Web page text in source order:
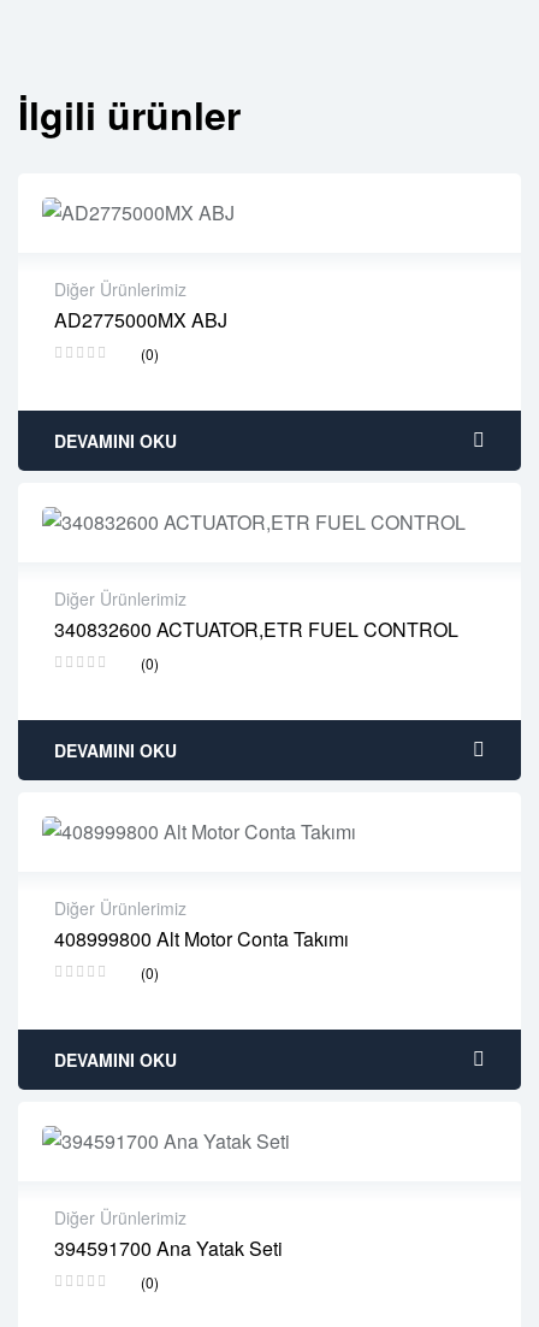
İlgili ürünler
Diğer Ürünlerimiz
AD2775000MX ABJ
(0)
2 years warranty
Delivery time: 1-2 business days
DEVAMINI OKU
Diğer Ürünlerimiz
340832600 ACTUATOR,ETR FUEL CONTROL
(0)
2 years warranty
Delivery time: 1-2 business days
DEVAMINI OKU
Diğer Ürünlerimiz
408999800 Alt Motor Conta Takımı
(0)
2 years warranty
Delivery time: 1-2 business days
DEVAMINI OKU
Diğer Ürünlerimiz
394591700 Ana Yatak Seti
(0)
2 years warranty
Delivery time: 1-2 business days